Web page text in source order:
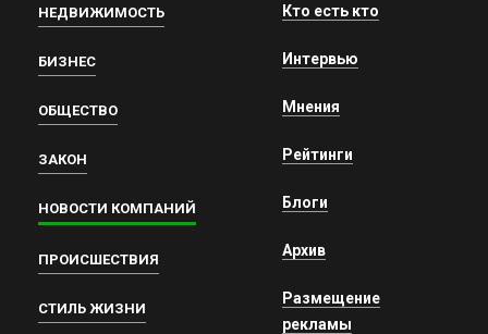
НЕДВИЖИМОСТЬ
БИЗНЕС
ОБЩЕСТВО
ЗАКОН
НОВОСТИ КОМПАНИЙ
ПРОИСШЕСТВИЯ
СТИЛЬ ЖИЗНИ
Кто есть кто
Интервью
Мнения
Рейтинги
Блоги
Архив
Размещение
рекламы